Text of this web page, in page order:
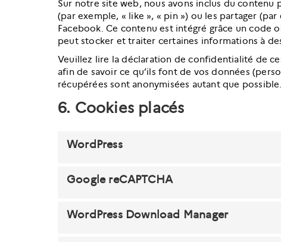
Sur notre site web, nous avons inclus du
(par exemple, « like », « pin ») ou les partager
Facebook. Ce contenu est intégré grâce un code
peut stocker et traiter certaines informations à
Veuillez lire la déclaration de confidentialité de
afin de savoir ce qu’ils font de vos données
récupérées sont anonymisées autant que
6. Cookies placés
WordPress
Google reCAPTCHA
WordPress Download Manager